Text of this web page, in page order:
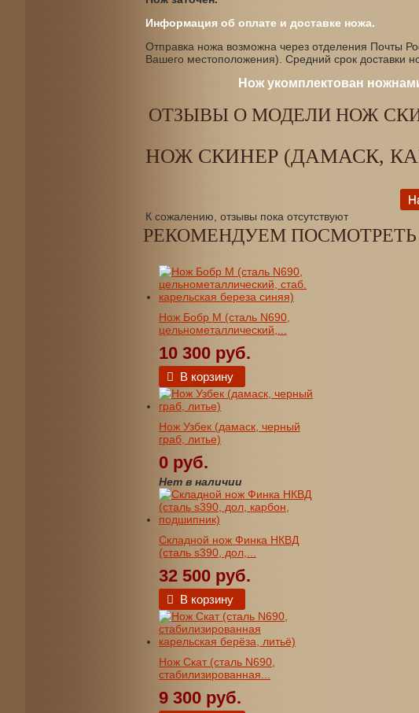
Информация об оплате и доставке ножа.
Отправка ножа возможна через отделения Почты
Вашего местоположения). Средний срок доставки
Нож укомплектован
ОТЗЫВЫ О МОДЕЛИ НОЖ
НОЖ СКИНЕР (ДАМАСК,
К сожалению, отзывы пока отсутствуют
РЕКОМЕНДУЕМ ПОСМОТРЕТЬ
Нож Бобр М (сталь N690,
цельнометаллический,...
10 300 руб.
В корзину
Нож Узбек (дамаск, черный
граб, литье)
0 руб.
Нет в наличии
Складной нож Финка НКВД
(сталь s390, дол,...
32 500 руб.
В корзину
Нож Скат (сталь N690,
стабилизированная...
9 300 руб.